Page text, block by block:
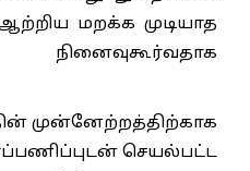
மறக்க முடியாத
முன்னேற்றத்திற்காக
செயல்பட்ட